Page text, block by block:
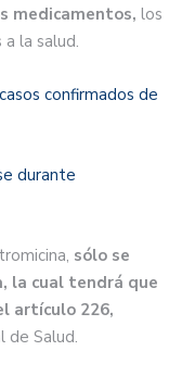
medicamentos, los
a la salud.
confirmados de
durante
sólo se
la cual tendrá que
artículo 226,
de Salud.